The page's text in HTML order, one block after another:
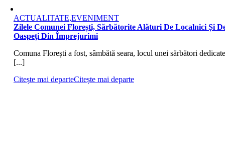
ACTUALITATE,EVENIMENT
Zilele Comunei Florești, Sărbătorite Alături De Localnici Și
Oaspeți Din Împrejurimi
Comuna Florești a fost, sâmbătă seara, locul unei sărbători dedicate
[...]
Citește mai departeCitește mai departe